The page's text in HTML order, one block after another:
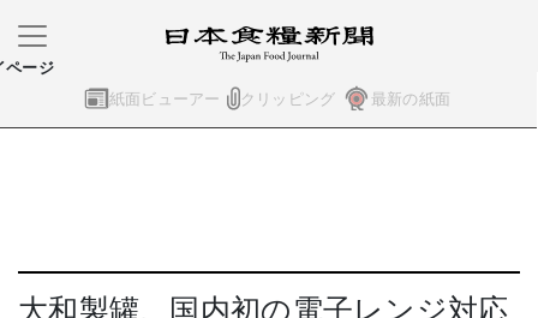
紙面ビューアー クリッピング 最新の紙面
ページ
大和製罐、国内初の電子レンジ対応